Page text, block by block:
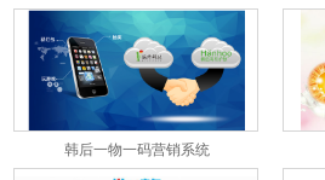
韩后一物一码营销系统